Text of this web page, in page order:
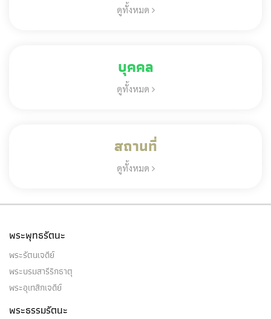
ดูทั้งหมด
บุคคล
ดูทั้งหมด
สถานที่
ดูทั้งหมด
พระพุทธรัตนะ
พระรัตนเจดีย์
พระบรมสารีริกธาตุ
พระอุเทสิกเจดีย์
พระธรรมรัตนะ